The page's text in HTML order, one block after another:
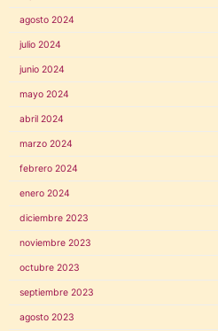
agosto 2024
julio 2024
junio 2024
mayo 2024
abril 2024
marzo 2024
febrero 2024
enero 2024
diciembre 2023
noviembre 2023
octubre 2023
septiembre 2023
agosto 2023